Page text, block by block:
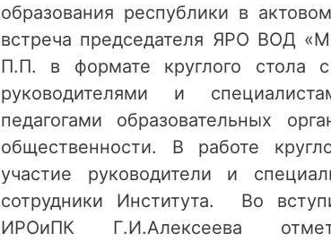
образования республики в
встреча председателя ЯРО ВОД
П.П. в формате круглого стола
руководителями и
педагогами образовательных
общественности. В работе
участие руководители и
сотрудники Института. Во
ИРОиПК Г.И.Алексеева